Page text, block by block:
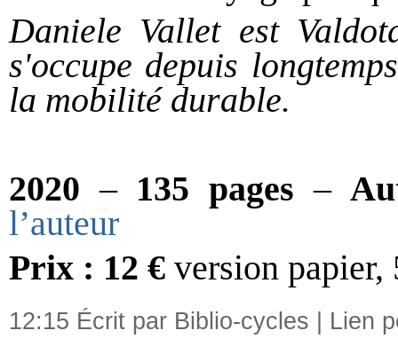
Daniele Vallet est
s'occupe depuis
la mobilité durable.
2020 – 135 pages –
l’auteur
Prix : 12 € version papier,
12:15 Écrit par Biblio-cycles | Lien